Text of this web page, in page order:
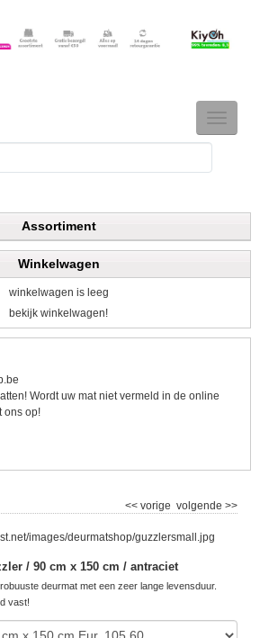
TOGGLE
Assortiment
Winkelwagen
winkelwagen is leeg
bekijk winkelwagen!
Wordt uw mat niet vermeld in de online
ons op!
volgende >>
<< vorige
/ 90 cm x 150 cm / antraciet
deurmat met een zeer lange levensduur.
vast!